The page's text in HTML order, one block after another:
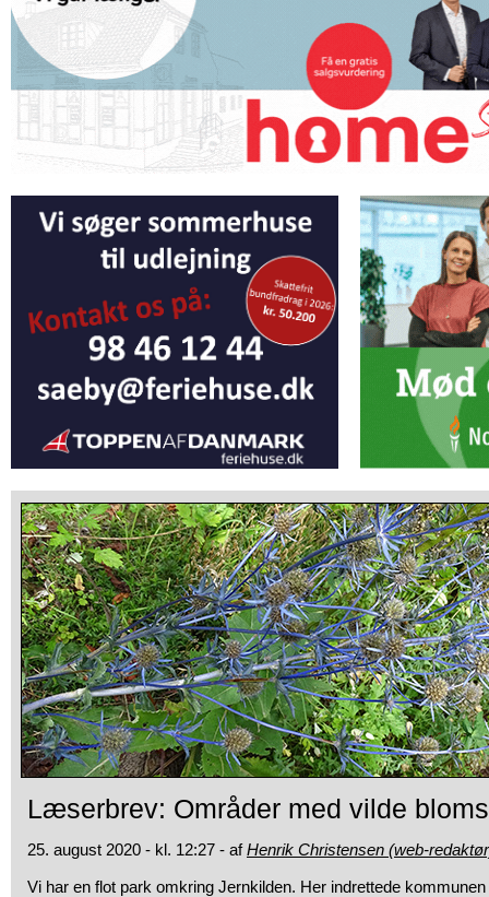
Læserbrev: Områder med vilde
25. august 2020 - kl. 12:27 - afHenrik Christensen (web-
Vi har en flot park omkring Jernkilden. Her indrettede